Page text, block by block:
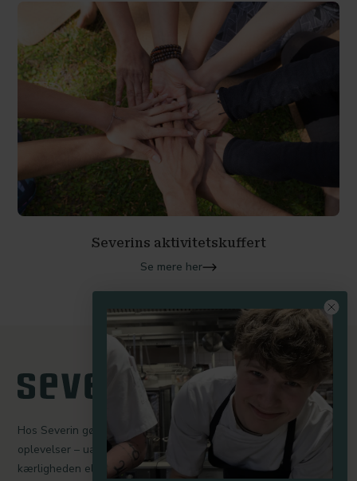
Severins aktivitetskuffert
Se mere her
Hos Severin gør vi en dyd ud af at skabe mindeværdige
oplevelser – uanset om I er her for at holde møde, fejre
kærligheden eller trække stikket med udsigt til Lillebælt. Vores